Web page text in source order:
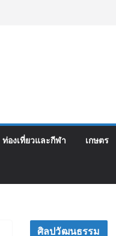
ท่องเที่ยวและกีฬา เกษตร
ศิลปวัฒนธรรม